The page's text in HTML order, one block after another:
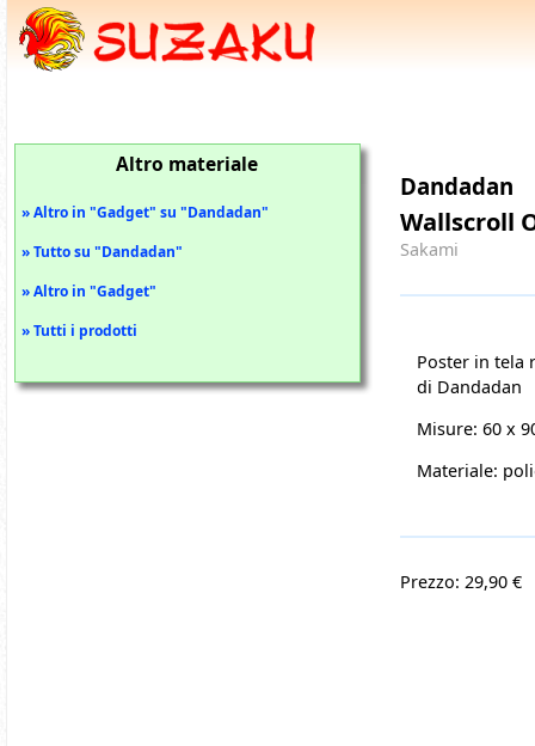
Dandadan
Wallscroll
Sakami
Poster in tela
di Dandadan
Misure: 60 x
Materiale:
Prezzo: 29,90 €
Altro materiale
» Altro in "Gadget" su "Dandadan"
» Tutto su "Dandadan"
» Altro in "Gadget"
» Tutti i prodotti